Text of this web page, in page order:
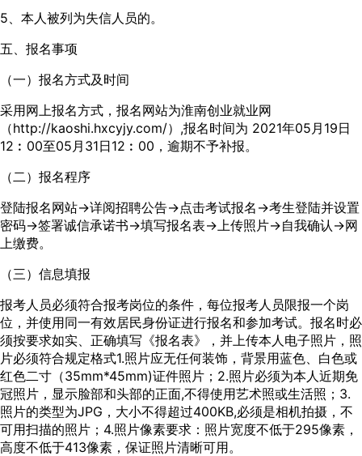
5、本人被列为失信人员的。
五、报名事项
（一）报名方式及时间
采用网上报名方式，报名网站为淮南创业就业网
（http://kaoshi.hxcyjy.com/）,报名时间为 2021年05月19日
12︰00至05月31日12︰00，逾期不予补报。
（二）报名程序
登陆报名网站→详阅招聘公告→点击考试报名→考生登陆并设置
密码→签署诚信承诺书→填写报名表→上传照片→自我确认→网
上缴费。
（三）信息填报
报考人员必须符合报考岗位的条件，每位报考人员限报一个岗
位，并使用同一有效居民身份证进行报名和参加考试。报名时必
须按要求如实、正确填写《报名表》，并上传本人电子照片，照
片必须符合规定格式1.照片应无任何装饰，背景用蓝色、白色或
红色二寸（35mm*45mm)证件照片；2.照片必须为本人近期免
冠照片，显示脸部和头部的正面,不得使用艺术照或生活照；3.
照片的类型为JPG，大小不得超过400KB,必须是相机拍摄，不
可用扫描的照片；4.照片像素要求：照片宽度不低于295像素，
高度不低于413像素，保证照片清晰可用。